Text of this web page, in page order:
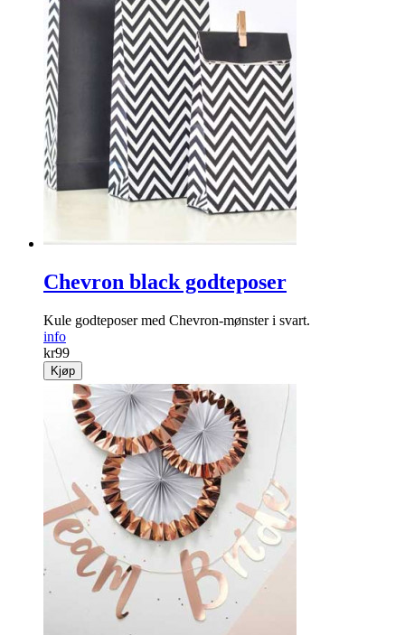
Fuskepelsdusk lyserosa
Stor dusk i flott «fuskepels»!
info
kr39
Kjøp
Chevron black godteposer
Kule godteposer med Chevron-mønster i svart.
info
kr